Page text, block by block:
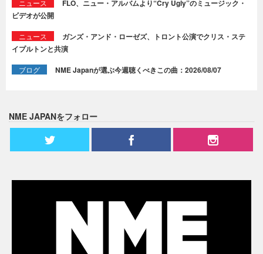
ニュース
FLO、ニュー・アルバムより“Cry Ugly”のミュージック・
ビデオが公開
ニュース
ガンズ・アンド・ローゼズ、トロント公演でクリス・ステ
イプルトンと共演
ブログ NME Japanが選ぶ今週聴くべきこの曲：2026/08/07
NME JAPANをフォロー